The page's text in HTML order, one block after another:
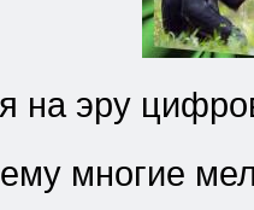
на эру
многие